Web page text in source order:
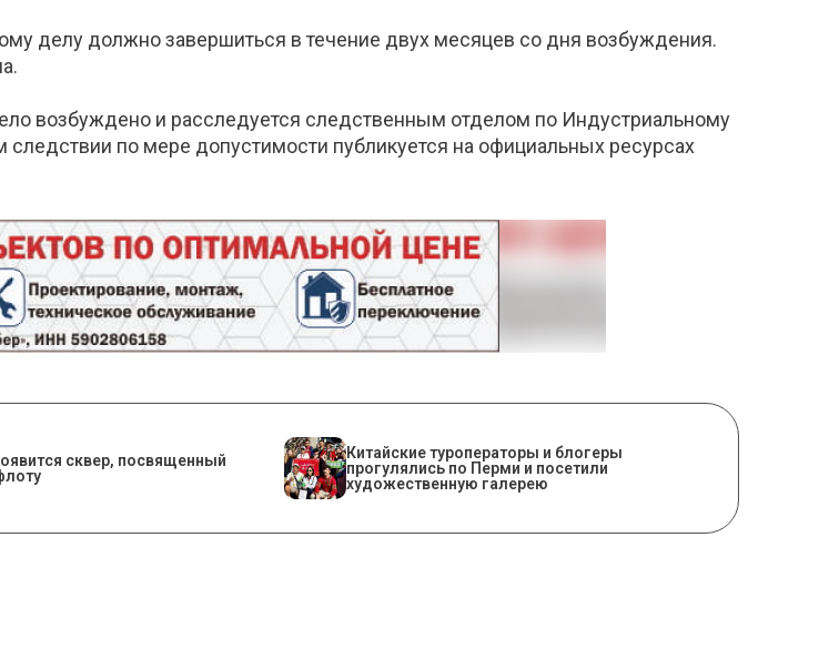
делу должно завершиться в течение двух месяцев со дня возбуждения.
возбуждено и расследуется следственным отделом по Индустриальному
по мере допустимости публикуется на официальных ресурсах
сквер, посвященный
Китайские туроператоры и блогеры
прогулялись по Перми и посетили
художественную галерею